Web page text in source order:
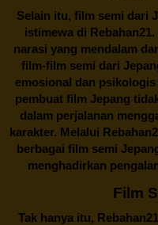
Selain itu, film semi dari
istimewa di
narasi yang mendalam
film-film semi dari
emosional dan
pembuat film Jepang
dalam perjalanan
karakter. Melalui
berbagai film semi
menghadirkan
Film
Tak hanya itu, Rebahan21